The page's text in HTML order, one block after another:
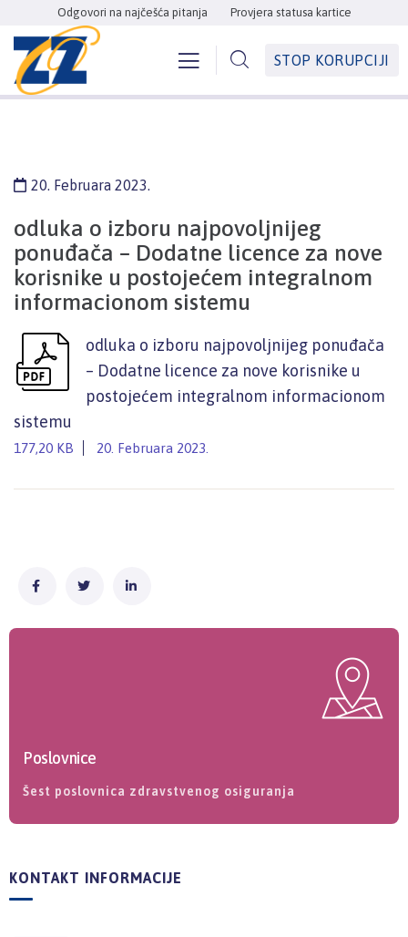
Odgovori na najčešća pitanja Provjera statusa kartice
STOP KORUPCIJI
20. Februara 2023.
odluka o izboru najpovoljnijeg
ponuđača – Dodatne licence za nove
korisnike u postojećem integralnom
informacionom sistemu
odluka o izboru najpovoljnijeg ponuđača
– Dodatne licence za nove korisnike u
postojećem integralnom informacionom
sistemu
177,20 KB 20. Februara 2023.
Poslovnice
Šest poslovnica zdravstvenog osiguranja
KONTAKT INFORMACIJE